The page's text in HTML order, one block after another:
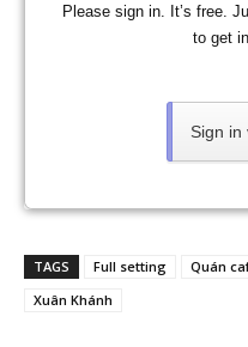
Please sign in. It’s free.
to get
Sign in
TAGS Full setting Quán
Xuân Khánh